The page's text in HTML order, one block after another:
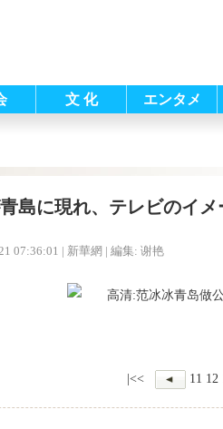
文 化 エンタメ
島に現れ、テレビのイ
07:36:01 | 新華網 | 編集: 谢艳
|<< 11 12